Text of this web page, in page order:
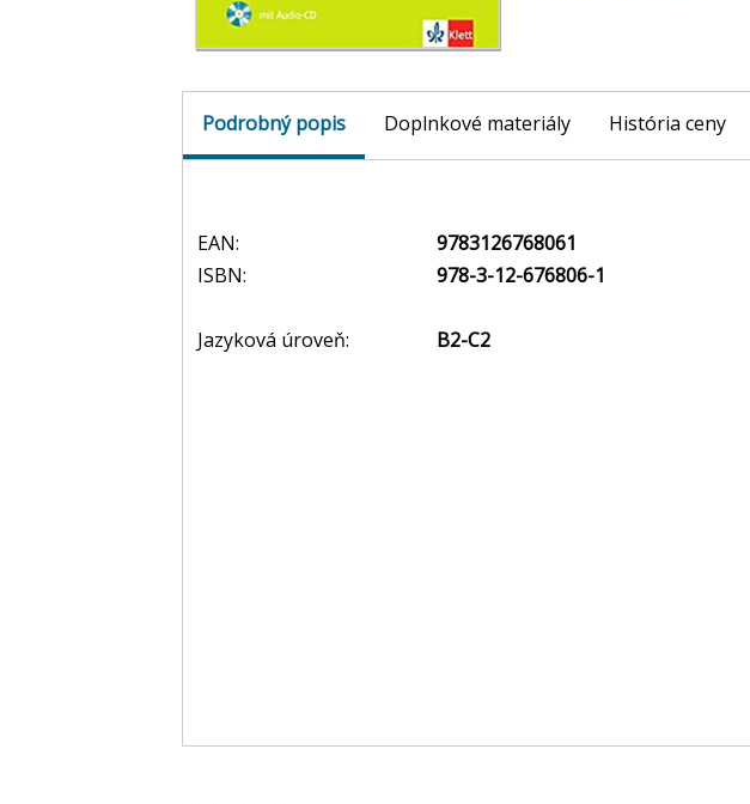
Podrobný popis Doplnkové materiály História ceny
EAN:
9783126768061
ISBN:
978-3-12-676806-1
Jazyková úroveň: B2-C2